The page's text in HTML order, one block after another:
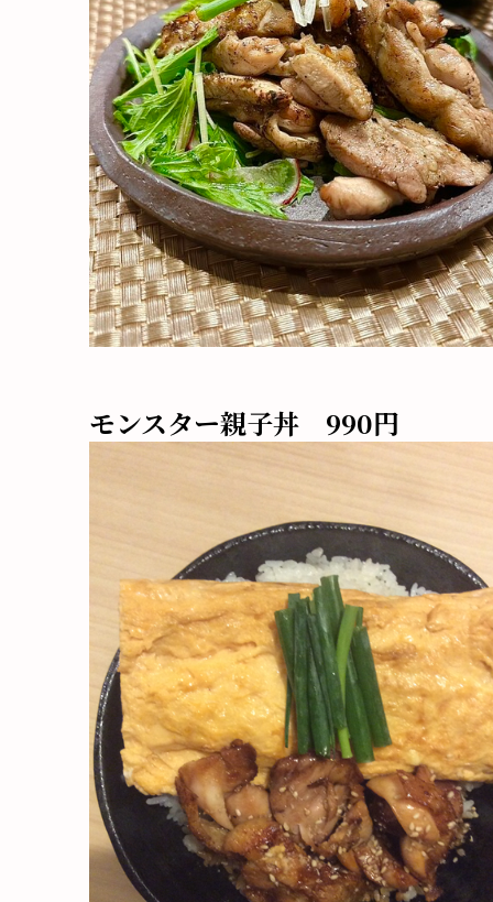
モンスター親子丼 990円